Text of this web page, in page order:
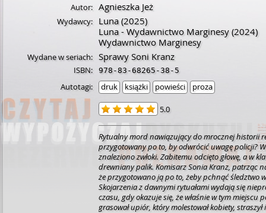
Autor: Agnieszka Jeż
Wydawcy: Luna(2025)
Luna - Wydawnictwo Marginesy (2024)
Wydawnictwo Marginesy
Wydane w seriach: Sprawy Soni Kranz
ISBN: 978-83-68265-38-5
Autotagi: druk książki powieści proza
5.0
Rytualny mord nawiązujący do mrocznej historii
przygotowany po to, by odwrócić uwagę policji?
znaleziono zwłoki. Zabitemu odcięto głowę, a w
drewniany palik. Komisarz Sonia Kranz, patrząc
że przygotowano ją po to, żeby pchnąć śledztwo
Skojarzenia z dawnymi rytuałami wydają się
czasu, gdy okazuje się, że właśnie w tym miejscu
grasował upiór, który molestował kobiety,